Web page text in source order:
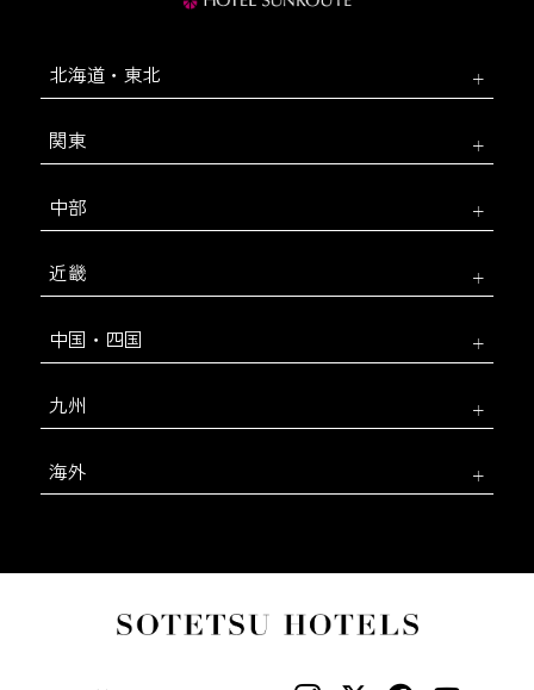
北海道・東北
関東
中部
近畿
中国・四国
九州
海外